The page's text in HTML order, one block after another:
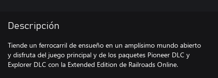
Descripción
Tiende un ferrocarril de ensueño en un amplísimo mundo abierto
y disfruta del juego principal y de los paquetes Pioneer DLC y
Explorer DLC con la Extended Edition de Railroads Online.